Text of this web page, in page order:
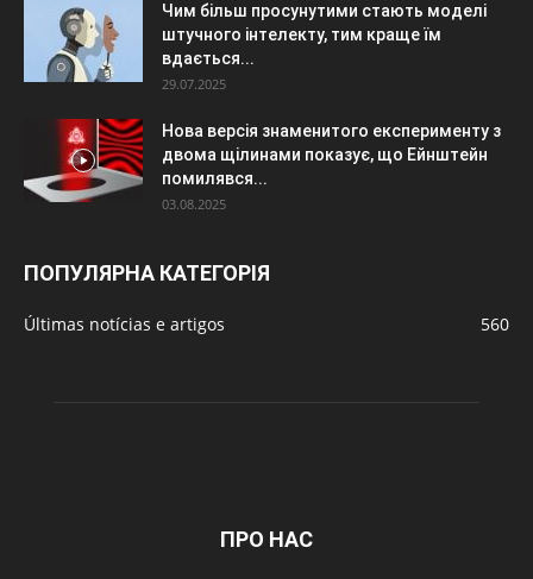
Чим більш просунутими стають моделі
штучного інтелекту, тим краще їм
вдається...
29.07.2025
Нова версія знаменитого експерименту з
двома щілинами показує, що Ейнштейн
помилявся...
03.08.2025
ПОПУЛЯРНА КАТЕГОРІЯ
Últimas notícias e artigos 560
ПРО НАС